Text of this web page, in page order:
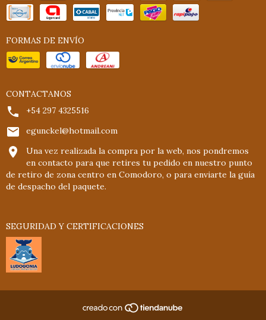
FORMAS DE ENVÍO
CONTACTANOS
+54 297 4325516
egunckel@hotmail.com
Una vez realizada la compra por la web, nos pondremos
en contacto para que retires tu pedido en nuestro punto
de retiro de zona centro en Comodoro, o para enviarte la guía
de despacho del paquete.
SEGURIDAD Y CERTIFICACIONES